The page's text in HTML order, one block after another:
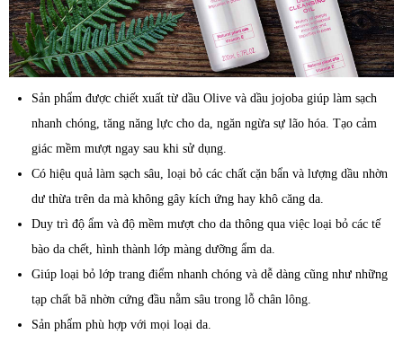
Sản phẩm được chiết xuất từ dầu Olive và dầu jojoba giúp làm sạch
nhanh chóng, tăng năng lực cho da, ngăn ngừa sự lão hóa. Tạo cảm
giác mềm mượt ngay sau khi sử dụng.
Có hiệu quả làm sạch sâu, loại bỏ các chất cặn bẩn và lượng dầu nhờn
dư thừa trên da mà không gây kích ứng hay khô căng da.
Duy trì độ ẩm và độ mềm mượt cho da thông qua việc loại bỏ các tế
bào da chết, hình thành lớp màng dưỡng ẩm da.
Giúp loại bỏ lớp trang điểm nhanh chóng và dễ dàng cũng như những
tạp chất bã nhờn cứng đầu nằm sâu trong lỗ chân lông.
Sản phẩm phù hợp với mọi loại da.